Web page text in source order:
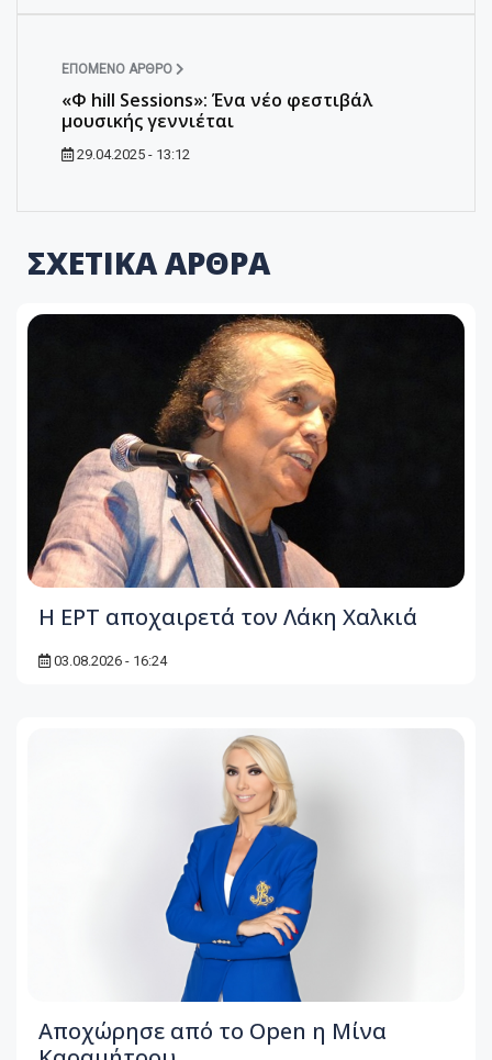
ΕΠΌΜΕΝΟ ΆΡΘΡΟ
«Φ hill Sessions»: Ένα νέο φεστιβάλ
μουσικής γεννιέται
29.04.2025 - 13:12
ΣΧΕΤΙΚΑ ΑΡΘΡΑ
Η ΕΡΤ αποχαιρετά τον Λάκη Χαλκιά
03.08.2026 - 16:24
Αποχώρησε από το Open η Μίνα